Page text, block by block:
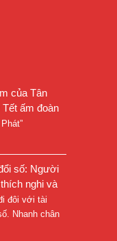
của Tân
ấm đoàn
”
số: Người
nghi và
đôi với tài
Nhanh chân